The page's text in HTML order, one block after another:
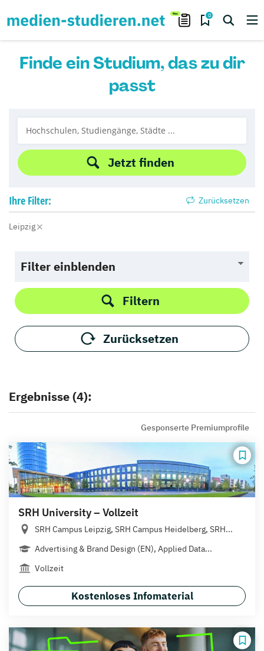
0
Finde ein Studium, das zu dir
passt
Jetzt finden
Ihre Filter: Zurücksetzen
Leipzig
Filter einblenden
Filtern
Zurücksetzen
Ergebnisse (4):
Gesponserte Premiumprofile
SRH University – Vollzeit
SRH Campus Leipzig, SRH Campus Heidelberg, SRH...
Advertising & Brand Design (EN), Applied Data...
Vollzeit
Kostenloses Infomaterial